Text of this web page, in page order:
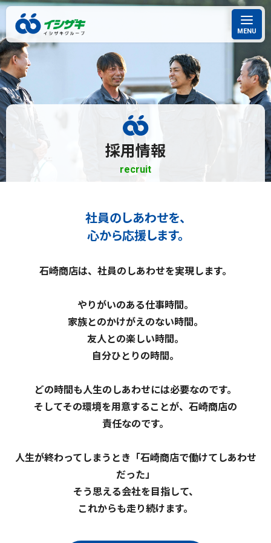
MENU
採用情報
recruit
社員のしあわせを、
心から応援します。
石崎商店は、社員のしあわせを実現します。
やりがいのある仕事時間。
家族とのかけがえのない時間。
友人との楽しい時間。
自分ひとりの時間。
どの時間も人生のしあわせには必要なのです。
そしてその環境を用意することが、石崎商店の
責任なのです。
人生が終わってしまうとき「石崎商店で働けてしあわせ
だった」
そう思える会社を目指して、
これからも走り続けます。